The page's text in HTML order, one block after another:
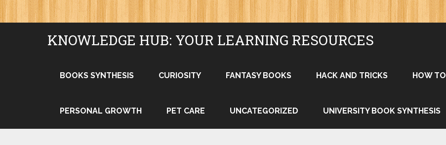
KNOWLEDGE HUB: YOUR LEARNING RESOURCES
BOOKS SYNTHESIS CURIOSITY FANTASY BOOKS HACK AND TRICKS HOW TO
PERSONAL GROWTH PET CARE UNCATEGORIZED UNIVERSITY BOOK SYNTHESIS